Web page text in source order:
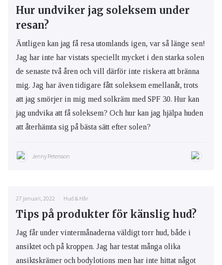
Hur undviker jag soleksem under
resan?
Äntligen kan jag få resa utomlands igen, var så länge sen!
Jag har inte har vistats speciellt mycket i den starka solen
de senaste två åren och vill därför inte riskera att bränna
mig. Jag har även tidigare fått soleksem emellanåt, trots
att jag smörjer in mig med solkräm med SPF 30. Hur kan
jag undvika att få soleksem? Och hur kan jag hjälpa huden
att återhämta sig på bästa sätt efter solen?
Jenny Petersson
27 januari, 2022 Hud & Hår
Tips på produkter för känslig hud?
Jag får under vintermånaderna väldigt torr hud, både i
ansiktet och på kroppen. Jag har testat många olika
ansiktskrämer och bodylotions men har inte hittat något